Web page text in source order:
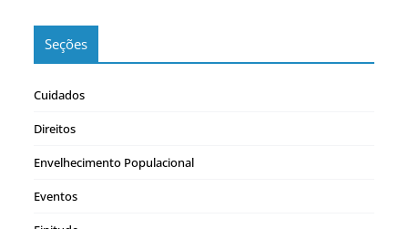
Seções
Cuidados
Direitos
Envelhecimento Populacional
Eventos